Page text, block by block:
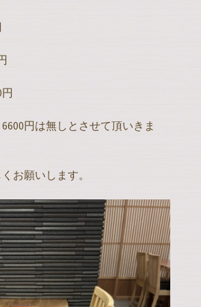
円は無しとさせて頂いきま
お願いします。